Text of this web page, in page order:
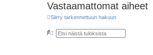
Vastaamattomat aiheet
Siirry tarkennettuun hakuun
E T